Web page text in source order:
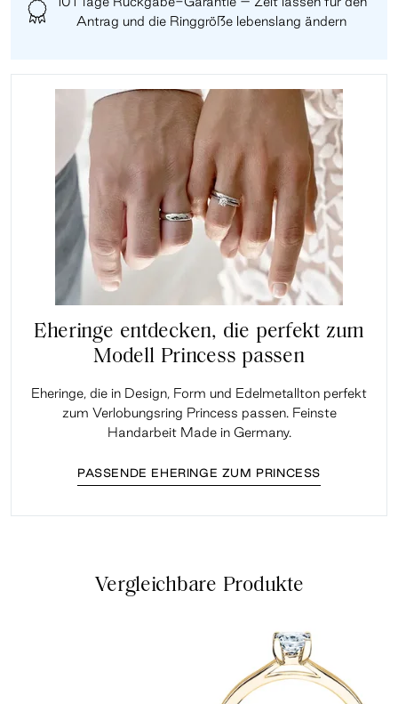
Antrag und die Ringgröße lebenslang ändern
Eheringe entdecken, die perfekt zum
Modell Princess passen
Eheringe, die in Design, Form und Edelmetallton perfekt
zum Verlobungsring Princess passen. Feinste
Handarbeit Made in Germany.
PASSENDE EHERINGE ZUM PRINCESS
Vergleichbare Produkte